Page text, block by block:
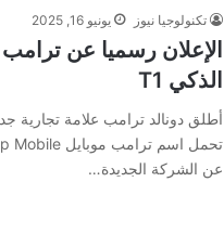
تكنولوجيا نيوز يونيو 16, 2025
الإعلان رسميا عن
الذكي T1
أطلق دونالد ترامب علامة تجارية
عن الشركة الجديدة…